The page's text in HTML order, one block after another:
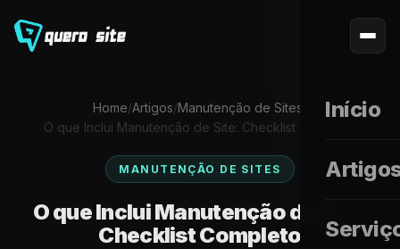
Início
Home/Artigos/Manutenção de Sites
O que Inclui Manutenção de Site: Checklist Completo
MANUTENÇÃO DE SITES
O que Inclui Manutenção de Site:
Checklist Completo